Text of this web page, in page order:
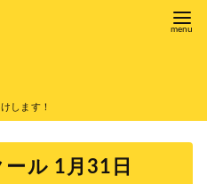
します！
ル 1月31日